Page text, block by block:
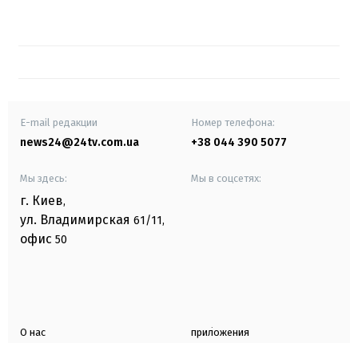
E-mail редакции
news24@24tv.com.ua
Номер телефона:
+38 044 390 5077
Мы здесь:
г. Киев,
ул. Владимирская 61/11,
офис 50
Мы в соцсетях:
О нас приложения